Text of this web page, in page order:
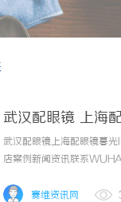
武汉配眼镜 上海
武汉配眼镜上海配眼镜暮
店案例新闻资讯联系
为基础，全场镜片40%-
赛维资讯网